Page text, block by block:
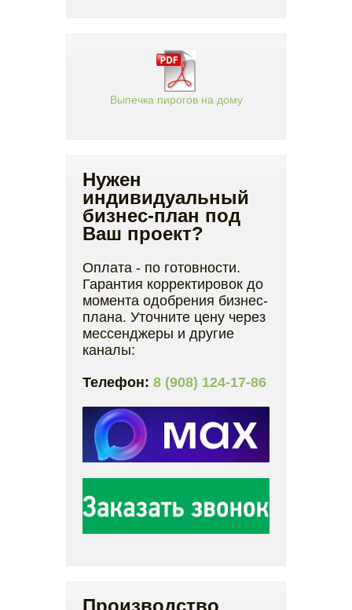
Выпечка пирогов на дому
Нужен
индивидуальный
бизнес-план под
Ваш проект?
Оплата - по готовности.
Гарантия корректировок до
момента одобрения бизнес-
плана. Уточните цену через
мессенджеры и другие
каналы:
Телефон: 8 (908) 124-17-86
Производство